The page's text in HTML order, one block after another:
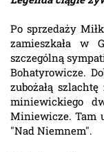
Po sprzedaży
zamieszkała w
szczególną
Bohatyrowicze.
zubożałą
miniewickiego
Miniewicze. Tam
"Nad Niemnem".